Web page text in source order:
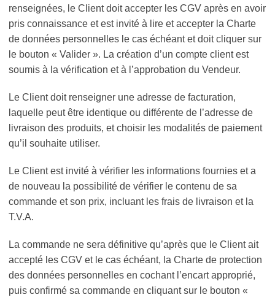
renseignées, le Client doit accepter les CGV après en avoir
pris connaissance et est invité à lire et accepter la Charte
de données personnelles le cas échéant et doit cliquer sur
le bouton « Valider ». La création d’un compte client est
soumis à la vérification et à l’approbation du Vendeur.
Le Client doit renseigner une adresse de facturation,
laquelle peut être identique ou différente de l’adresse de
livraison des produits, et choisir les modalités de paiement
qu’il souhaite utiliser.
Le Client est invité à vérifier les informations fournies et a
de nouveau la possibilité de vérifier le contenu de sa
commande et son prix, incluant les frais de livraison et la
T.V.A.
La commande ne sera définitive qu’après que le Client ait
accepté les CGV et le cas échéant, la Charte de protection
des données personnelles en cochant l’encart approprié,
puis confirmé sa commande en cliquant sur le bouton «